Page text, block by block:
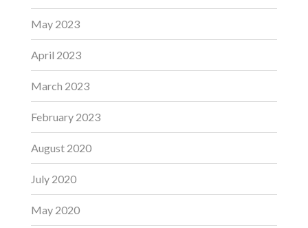
May 2023
April 2023
March 2023
February 2023
August 2020
July 2020
May 2020